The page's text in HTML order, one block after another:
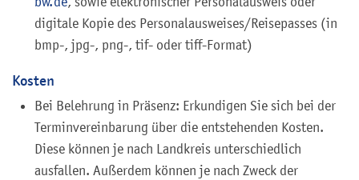
digitale Kopie des Personalausweises/Reisepasses (in
bmp-, jpg-, png-, tif- oder tiff-Format)
Kosten
Bei Belehrung in Präsenz: Erkundigen Sie sich bei der
Terminvereinbarung über die entstehenden Kosten.
Diese können je nach Landkreis unterschiedlich
ausfallen. Außerdem können je nach Zweck der